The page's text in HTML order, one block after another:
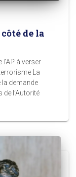
de la
à verser
La
la demande
de l’Autorité